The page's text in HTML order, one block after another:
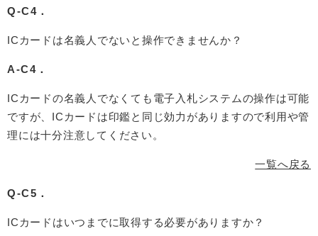
Q-C4．
ICカードは名義人でないと操作できませんか？
A-C4．
ICカードの名義人でなくても電子入札システムの操作は可能
ですが、ICカードは印鑑と同じ効力がありますので利用や管
理には十分注意してください。
一覧へ戻る
Q-C5．
ICカードはいつまでに取得する必要がありますか？